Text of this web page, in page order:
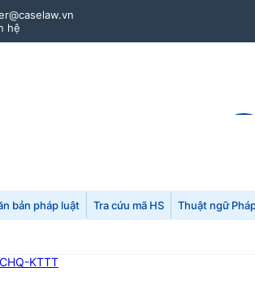
hệ
bản pháp luật Tra cứu mã HS Thuật ngữ
KTTT